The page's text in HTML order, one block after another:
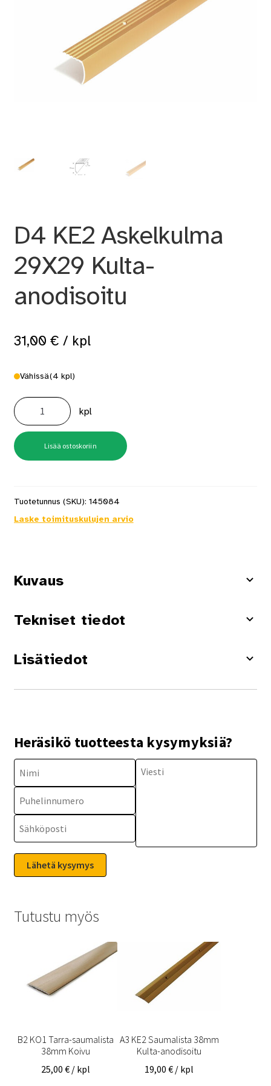
D4 KE2 Askelkulma
29X29 Kulta-
anodisoitu
31,00 € / kpl
Vähissä(4 kpl)
D4
KE2
Askelkulma
29X29
Kulta-
anodisoitu
määrä
kpl
Lisää ostoskoriin
Tuotetunnus (SKU): 145084
Laske toimituskulujen arvio
Kuvaus
Tekniset tiedot
Lisätiedot
Heräsikö tuotteesta kysymyksiä?
Tutustu myös
B2 KO1 Tarra-saumalista
38mm Koivu
25,00 € / kpl
A3 KE2 Saumalista 38mm
Kulta-anodisoitu
19,00€ / kpl